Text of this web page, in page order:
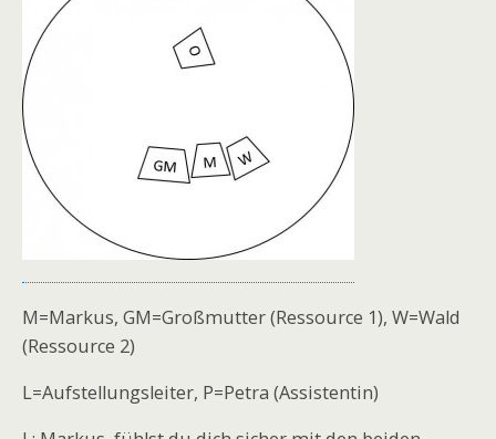
M=Markus, GM=Großmutter (Ressource 1), W=Wald
(Ressource 2)
L=Aufstellungsleiter, P=Petra (Assistentin)